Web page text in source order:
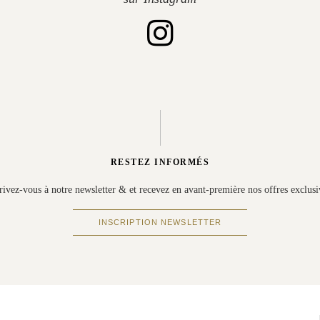
RESTEZ INFORMÉS
vous à notre newsletter & et recevez en avant-première nos offres
INSCRIPTION NEWSLETTER